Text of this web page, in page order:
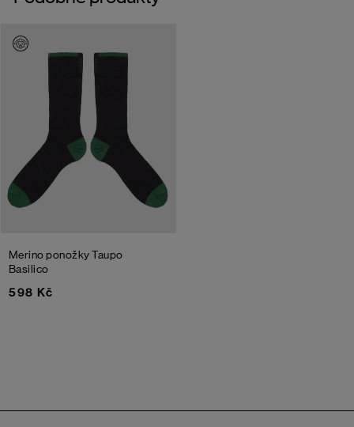
Merino ponožky Taupo
Basilico
598 Kč